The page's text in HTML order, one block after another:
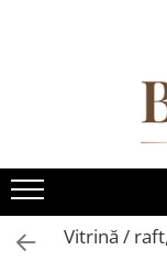
Fotolii balansoar/
Canapele
Coltare/canapele in
Comode
Vitrină /